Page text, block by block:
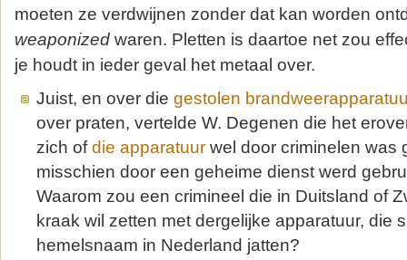
moeten ze verdwijnen zonder dat kan worden
weaponized waren. Pletten is daartoe net zou
je houdt in ieder geval het metaal over.
Juist, en over die gestolen
over praten, vertelde W. Degenen die het
zich ofdie apparatuur wel door criminelen was
misschien door een geheime dienst werd
Waarom zou een crimineel die in Duitsland of
kraak wil zetten met dergelijke apparatuur, die
hemelsnaam in Nederland jatten?